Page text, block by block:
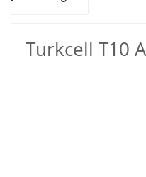
Turkcell T10